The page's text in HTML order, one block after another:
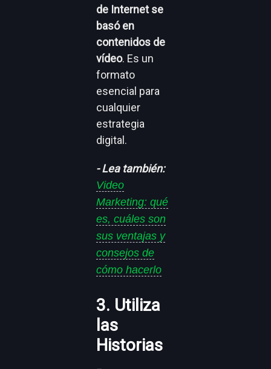
de Internet se
basó en
contenidos de
vídeo. Es un
formato
esencial para
cualquier
estrategia
digital.
- Lea también:
Video
Marketing: qué
es, cuáles son
sus ventajas y
consejos de
cómo hacerlo
3. Utiliza
las
Historias